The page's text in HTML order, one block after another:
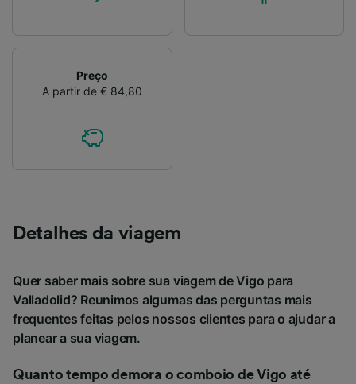
Preço
A partir de € 84,80
Detalhes da viagem
Quer saber mais sobre sua viagem de Vigo para
Valladolid? Reunimos algumas das perguntas mais
frequentes feitas pelos nossos clientes para o ajudar a
planear a sua viagem.
Quanto tempo demora o comboio de Vigo até